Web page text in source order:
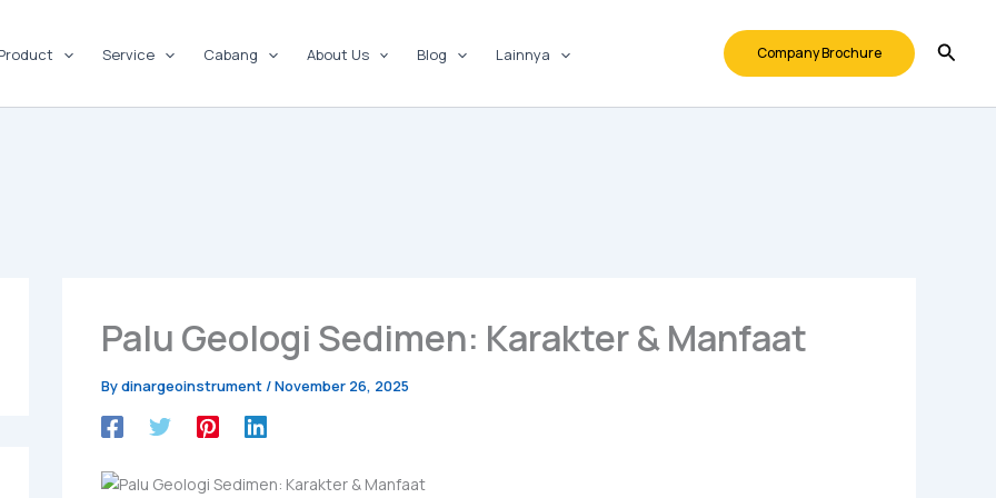
Service Cabang About Us Blog Lainnya Company Brochure
Palu Geologi Sedimen: Karakter & Manfaat
Bydinargeoinstrument /November 26, 2025